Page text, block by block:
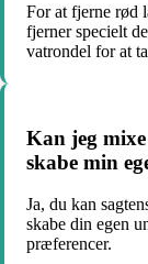
For at fjerne rød
fjerner specielt
vatrondel for at
Kan jeg
skabe min
Ja, du kan
skabe din egen
præferencer.